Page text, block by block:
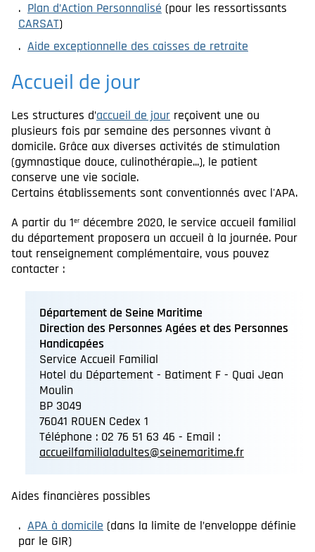
Plan d’Action Personnalisé (pour les ressortissants
CARSAT)
Aide exceptionnelle des caisses de retraite
Accueil de jour
Les structures d’accueil de jour reçoivent une ou
plusieurs fois par semaine des personnes vivant à
domicile. Grâce aux diverses activités de stimulation
(gymnastique douce, culinothérapie...), le patient
conserve une vie sociale.
Certains établissements sont conventionnés avec l'APA.
A partir du 1er décembre 2020, le service accueil familial
du département proposera un accueil à la journée. Pour
tout renseignement complémentaire, vous pouvez
contacter :
Département de Seine Maritime
Direction des Personnes Agées et des Personnes
Handicapées
Service Accueil Familial
Hotel du Département - Batiment F - Quai Jean
Moulin
BP 3049
76041 ROUEN Cedex 1
Téléphone : 02 76 51 63 46 - Email :
accueilfamilialadultes@seinemaritime.fr
Aides financières possibles
APA à domicile (dans la limite de l’enveloppe définie
par le GIR)